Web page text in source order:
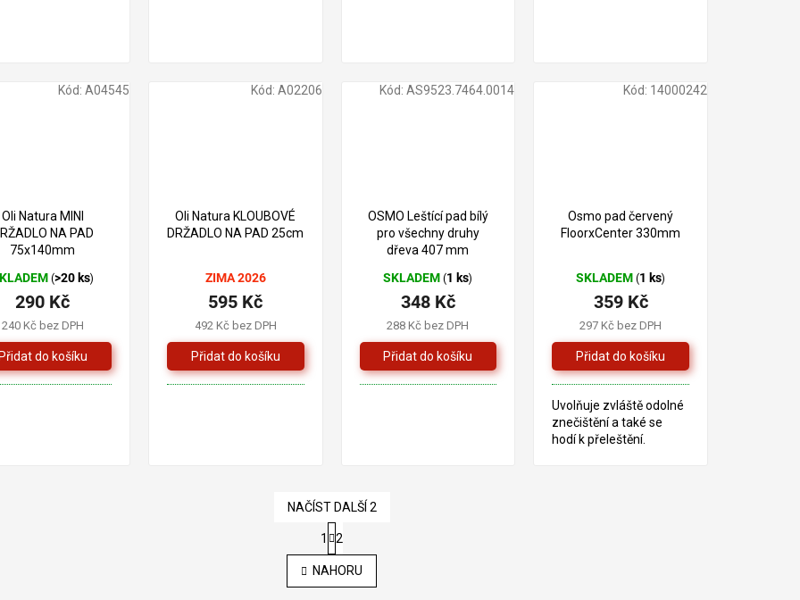
Oli Natura MINI
NA PAD
75x140mm
(>20 ks)
240 Kč bez DPH
290 Kč
Kód: A04545
Oli Natura KLOUBOVÉ
DRŽADLO NA PAD 25cm
ZIMA 2026
492 Kč bez DPH
595 Kč
Kód: A02206
OSMO Leštící pad bílý
pro všechny druhy
dřeva 407 mm
SKLADEM(1 ks)
288 Kč bez DPH
348 Kč
Kód:AS9523.7464.0014
Osmo pad červený
FloorxCenter 330mm
SKLADEM(1 ks)
297 Kč bez DPH
359 Kč
Uvolňuje zvláště odolné
znečištění a také se
hodí k přeleštění.
Kód: 14000242
O
v
l
NAČÍST DALŠÍ 2
S
t
r
á
n
1 2
NAHORU